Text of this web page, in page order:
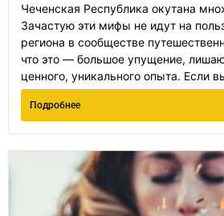
Чеченская Республика окутана
Зачастую эти мифы не идут на
региона в сообществе
что это — большое упущение,
ценного, уникального опыта. Если
Подробнее